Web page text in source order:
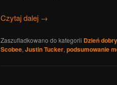
Czytaj dalej →
Zaszufladkowano do kategorii Dzień
Scobee, Justin Tucker, podsumowanie